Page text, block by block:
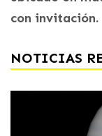
con invitación.
NOTICIAS